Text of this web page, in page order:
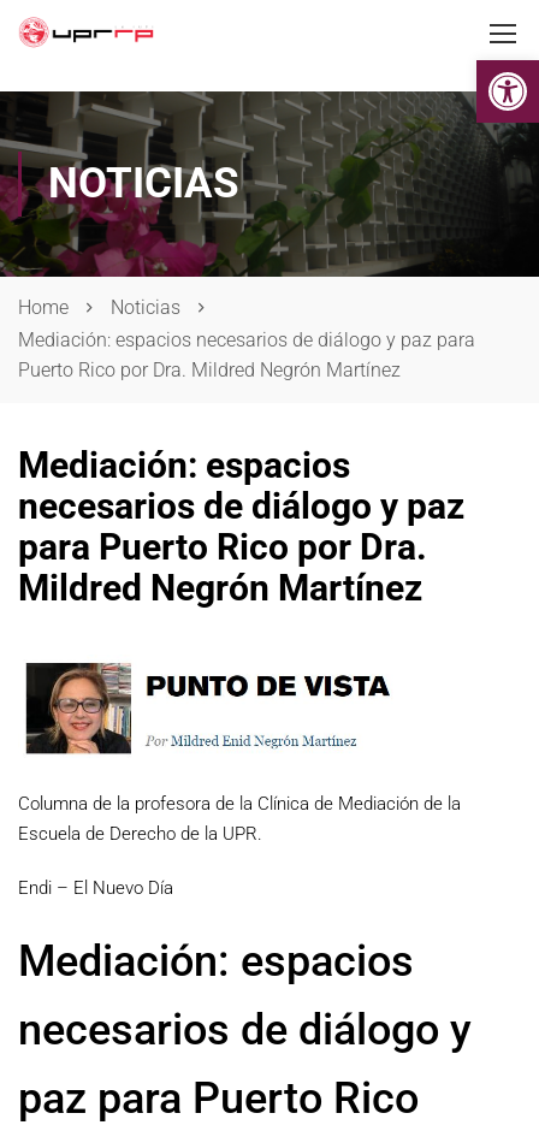
NOTICIAS
Home
Noticias
Mediación: espacios necesarios de diálogo y paz para
Puerto Rico por Dra. Mildred Negrón Martínez
Mediación: espacios
necesarios de diálogo y paz
para Puerto Rico por Dra.
Mildred Negrón Martínez
Columna de la profesora de la Clínica de Mediación de la
Escuela de Derecho de la UPR.
Endi – El Nuevo Día
Mediación: espacios
necesarios de diálogo y
paz para Puerto Rico